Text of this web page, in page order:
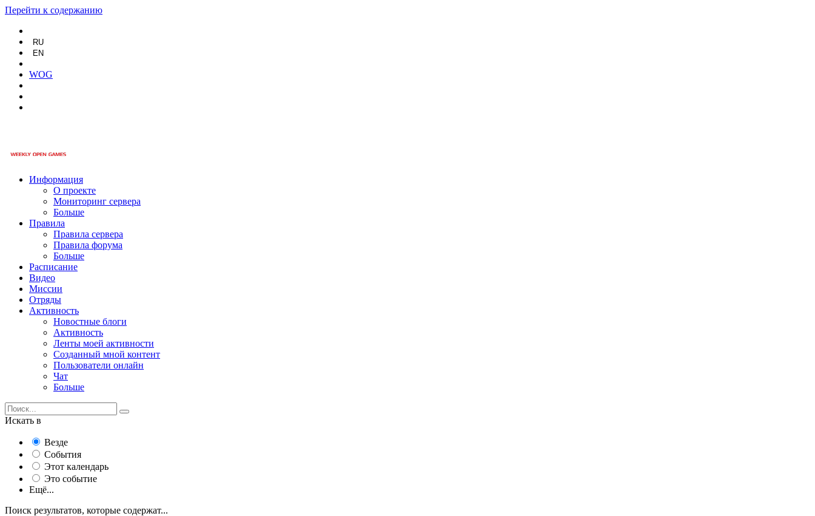
Перейти к содержанию
RU
EN
WOG
Информация
О проекте
Мониторинг сервера
Больше
Правила
Правила сервера
Правила форума
Больше
Расписание
Видео
Миссии
Отряды
Активность
Новостные блоги
Активность
Ленты моей активности
Созданный мной контент
Пользователи онлайн
Чат
Больше
Искать в
Везде
События
Этот календарь
Это событие
Ещё...
Поиск результатов, которые содержат...